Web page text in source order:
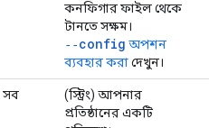
কনফিগার ফাইল থেকে
টানতে সক্ষম।
‑‑config অপশন
ব্যবহার করাদেখুন।
সব
(স্ট্রিং) আপনার
প্রতিষ্ঠানের একটি